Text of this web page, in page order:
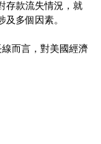
存款流失情況，就
多個因素。
而言，對美國經濟